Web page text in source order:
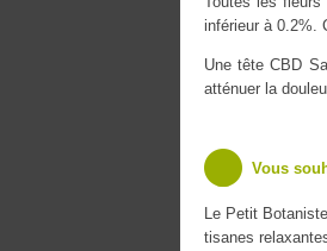
inférieur à 0.2%.
Une tête CBD
atténuer la
Vous
Le Petit
tisanes